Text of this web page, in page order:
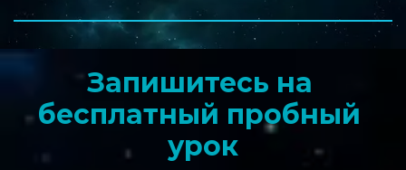
Запишитесь на
бесплатный пробный
урок